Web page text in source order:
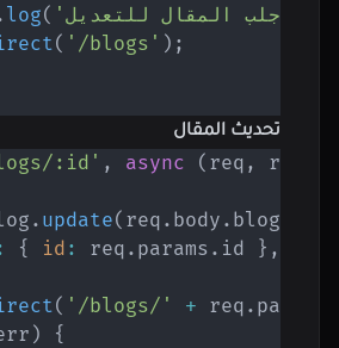
log(
( '/blogs' ) ;
تحديث المقال
:id' , async ( req , res
. update( req . body . blog
{ id : req . params . id } ,
( '/blogs/' + req . params
)
{